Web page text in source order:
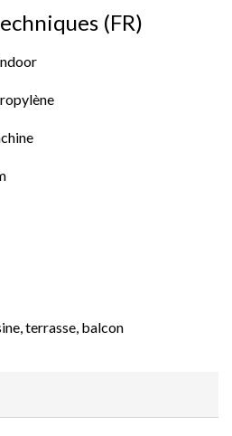
(FR)
terrasse, balcon